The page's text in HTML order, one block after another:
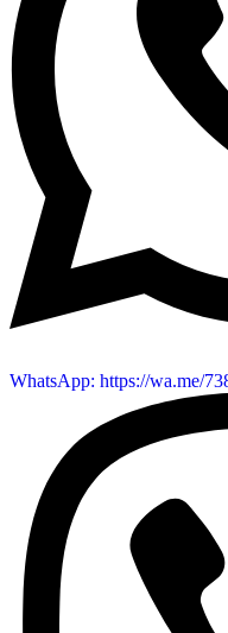
WhatsApp: https://wa.me/